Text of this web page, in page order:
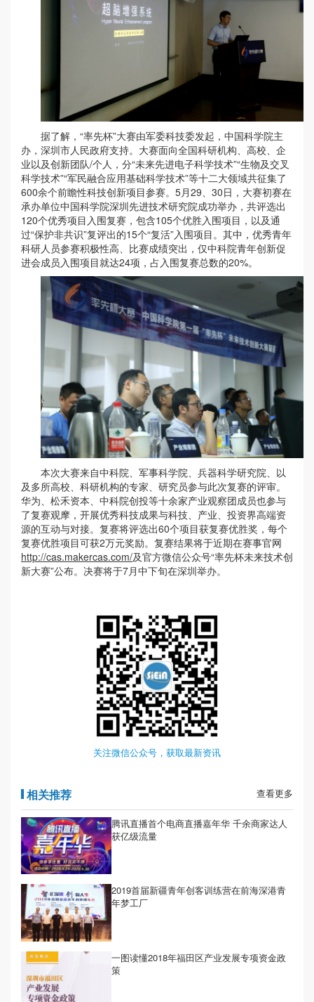
据了解，“率先杯”大赛由军委科技委发起，中国科学院主
办，深圳市人民政府支持。大赛面向全国科研机构、高校、企
业以及创新团队/个人，分“未来先进电子科学技术”“生物及交叉
科学技术”“军民融合应用基础科学技术”等十二大领域共征集了
600余个前瞻性科技创新项目参赛。5月29、30日，大赛初赛在
承办单位中国科学院深圳先进技术研究院成功举办，共评选出
120个优秀项目入围复赛，包含105个优胜入围项目，以及通
过“保护非共识”复评出的15个“复活”入围项目。其中，优秀青年
科研人员参赛积极性高、比赛成绩突出，仅中科院青年创新促
进会成员入围项目就达24项，占入围复赛总数的20%。
本次大赛来自中科院、军事科学院、兵器科学研究院、以
及多所高校、科研机构的专家、研究员参与此次复赛的评审。
华为、松禾资本、中科院创投等十余家产业观察团成员也参与
了复赛观摩，开展优秀科技成果与科技、产业、投资界高端资
源的互动与对接。复赛将评选出60个项目获复赛优胜奖，每个
复赛优胜项目可获2万元奖励。复赛结果将于近期在赛事官网
http://cas.makercas.com/及官方微信公众号“率先杯未来技术创
新大赛”公布。决赛将于7月中下旬在深圳举办。
关注微信公众号，获取最新资讯
相关推荐 查看更多
腾讯直播首个电商直播嘉年华 千余商家达人
获亿级流量
2019首届新疆青年创客训练营在前海深港青
年梦工厂
一图读懂2018年福田区产业发展专项资金政
策